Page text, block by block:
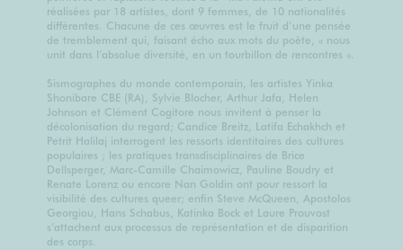
réalisées par 18 artistes, dont 9 femmes, de 10 nationalités
différentes. Chacune de ces œuvres est le fruit d’une pensée
de tremblement qui, faisant écho aux mots du poète, « nous
unit dans l’absolue diversité, en un tourbillon de rencontres ».
Sismographes du monde contemporain, les artistes Yinka
Shonibare CBE (RA), Sylvie Blocher, Arthur Jafa, Helen
Johnson et Clément Cogitore nous invitent à penser la
décolonisation du regard; Candice Breitz, Latifa Echakhch et
Petrit Halilaj interrogent les ressorts identitaires des cultures
populaires ; les pratiques transdisciplinaires de Brice
Dellsperger, Marc-Camille Chaimowicz, Pauline Boudry et
Renate Lorenz ou encore Nan Goldin ont pour ressort la
visibilité des cultures queer; enfin Steve McQueen, Apostolos
Georgiou, Hans Schabus, Katinka Bock et Laure Prouvost
s’attachent aux processus de représentation et de disparition
des corps.